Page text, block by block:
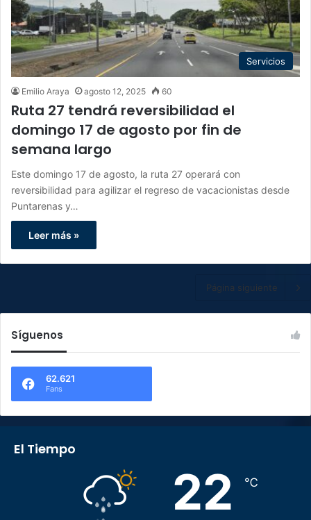
Servicios
Emilio Araya agosto 12, 2025 60
Ruta 27 tendrá reversibilidad el
domingo 17 de agosto por fin de
semana largo
Este domingo 17 de agosto, la ruta 27 operará con
reversibilidad para agilizar el regreso de vacacionistas desde
Puntarenas y…
Leer más »
Página siguiente
Síguenos
62.621
Fans
El Tiempo
22 ℃